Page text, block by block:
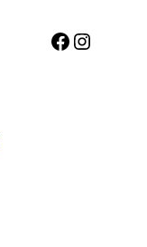
Facebook